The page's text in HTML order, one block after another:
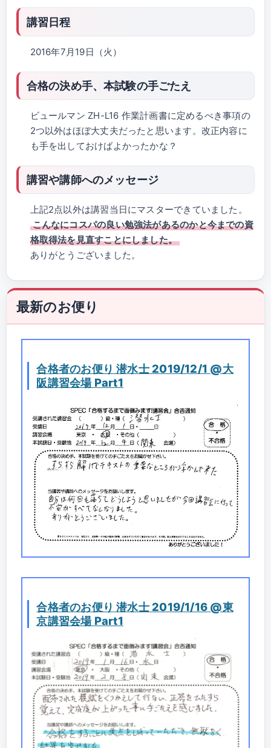
講習日程
2016年7月19日（火）
合格の決め手、本試験の手ごたえ
ビュールマン ZH-L16 作業計画書に定めるべき事項の
2つ以外はほぼ大丈夫だったと思います。改正内容に
も手を出しておけばよかったかな？
講習や講師へのメッセージ
上記2点以外は講習当日にマスターできていました。
こんなにコスパの良い勉強法があるのかと今までの資
格取得法を見直すことにしました。
ありがとうございました。
最新のお便り
合格者のお便り 潜水士 2019/12/1 @大
阪講習会場 Part1
合格者のお便り 潜水士 2019/1/16 @東
京講習会場 Part1